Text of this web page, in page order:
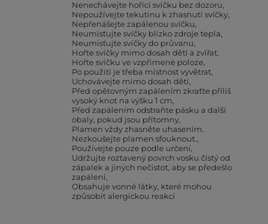
Nenechávejte hořící svíčku bez dozoru
Nepoužívejte tekutinu k zhasnutí svíčky
Nepřenášejte zapálenou svíčku
Neumisťujte svíčky blízko zdroje tepla
Neumisťujte svíčky do průvanu
Hořte svíčky mimo dosah dětí a zvířat
Hořte svíčku ve vzpřímené poloze
Po použití je třeba místnost vyvětrat
Uchovávejte mimo dosah dětí
Před opětovným zapálením zkraťte příliš
vysoký knot na výšku 1 cm
Před zapálením odstraňte pásku a další
obaly, pokud jsou přítomny
Plamen vždy zhasněte uhasením.
Nezkoušejte plamen sfouknout.
Používejte pouze podle určení
Udržujte roztavený povrch vosku čistý od
zápalek a jiných nečistot, aby se předešlo
zapálení
Obsahuje vonné látky, které mohou
způsobit alergickou reakci